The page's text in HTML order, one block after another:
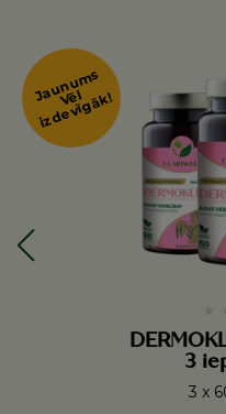
Jaunums
V
ēl
i
z
d
e
vī
g
ā
k!
3
3 x